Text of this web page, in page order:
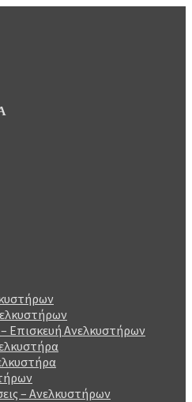
Επισκευή Ανελκυστήρων
– Ανελκυστήρων